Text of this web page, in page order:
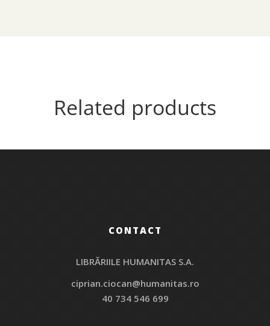
Related products
CONTACT
LIBRĂRIILE HUMANITAS S.A.
ciprian.ciocan@humanitas.ro
40 734 546 699